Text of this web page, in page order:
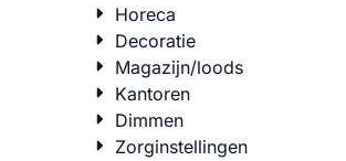
Horeca
Decoratie
Magazijn/loods
Kantoren
Dimmen
Zorginstellingen